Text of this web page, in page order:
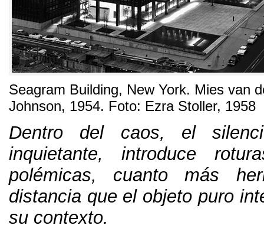
Seagram Building, New York. Mies van
Johnson, 1954. Foto: Ezra Stoller, 1958
Dentro del caos, el
inquietante, introduce
polémicas, cuanto más
distancia que el objeto puro
su contexto.